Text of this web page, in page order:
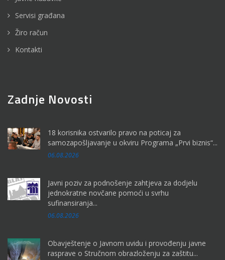
Servisi građana
Žiro račun
Kontakti
Zadnje Novosti
18 korisnika ostvarilo pravo na poticaj za
samozapošljavanje u okviru Programa „Prvi biznis“...
06.08.2026
Javni poziv za podnošenje zahtjeva za dodjelu
jednokratne novčane pomoći u svrhu
sufinansiranja...
06.08.2026
Obavještenje o Javnom uvidu i provođenju javne
rasprave o Stručnom obrazloženju za zaštitu...